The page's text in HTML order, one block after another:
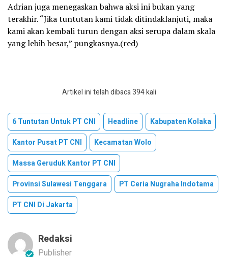
Adrian juga menegaskan bahwa aksi ini bukan yang
terakhir. “Jika tuntutan kami tidak ditindaklanjuti, maka
kami akan kembali turun dengan aksi serupa dalam skala
yang lebih besar,” pungkasnya.(red)
Artikel ini telah dibaca 394 kali
6 Tuntutan Untuk PT CNI Headline
Kabupaten Kolaka
Kantor Pusat PT CNI
Kecamatan Wolo
Massa Geruduk Kantor PT CNI
Provinsi Sulawesi Tenggara
PT Ceria Nugraha Indotama
PT CNI Di Jakarta
Redaksi
Publisher